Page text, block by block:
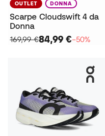
OUTLET DONNA
Scarpe Cloudswift 4 da
Donna
169,99 €84,99 €−50%